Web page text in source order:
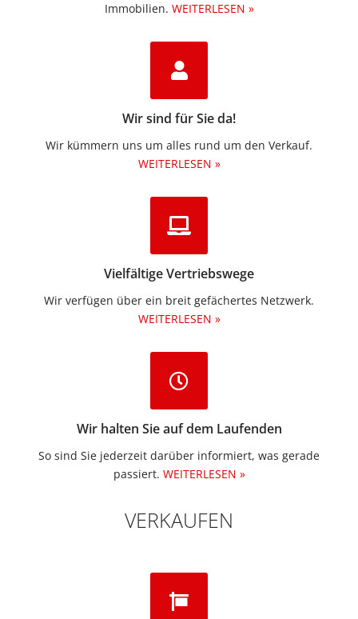
Immobilien.​ WEITERLESEN »
Wir sind für Sie da!
Wir kümmern uns um alles rund um den Verkauf.
WEITERLESEN »
Vielfältige Vertriebswege
Wir verfügen über ein breit gefächertes Netzwerk.
WEITERLESEN »
Wir halten Sie auf dem Laufenden
So sind Sie jederzeit darüber informiert, was gerade
passiert. WEITERLESEN »
VERKAUFEN